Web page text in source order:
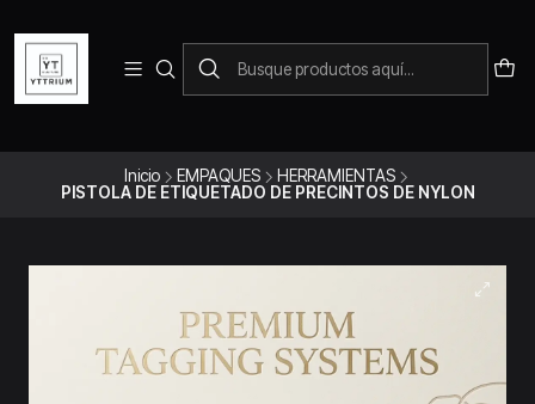
Para pedidos telefonicos puedes comunicarte con el wsap
+573228452138
Inicio EMPAQUES
HERRAMIENTAS
PISTOLA DE ETIQUETADO DE PRECINTOS DE NYLON